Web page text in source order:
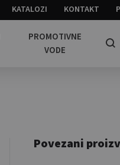
KATALOZI KONTAKT
PROMOTIVNE
VODE
Povezani